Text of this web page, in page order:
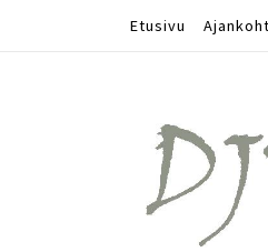
Skip to contentEtusivu